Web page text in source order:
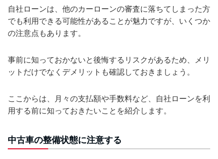
自社ローンは、他のカーローンの審査に落ちてしまった方
でも利用できる可能性があることが魅力ですが、いくつか
の注意点もあります。
事前に知っておかないと後悔するリスクがあるため、メリ
ットだけでなくデメリットも確認しておきましょう。
ここからは、月々の支払額や手数料など、自社ローンを利
用する前に知っておきたいことを紹介します。
中古車の整備状態に注意する